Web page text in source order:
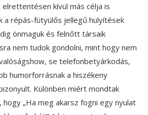
kívül más célja is
a répás-fütyülős jellegű hülyítések
önmaguk és felnőtt társaik
nem tudok gondolni, mint hogy nem
se telefonbetyárkodás,
humorforrásnak a hiszékeny
Különben miért mondtak
hogy „Ha meg akarsz fogni egy nyulat